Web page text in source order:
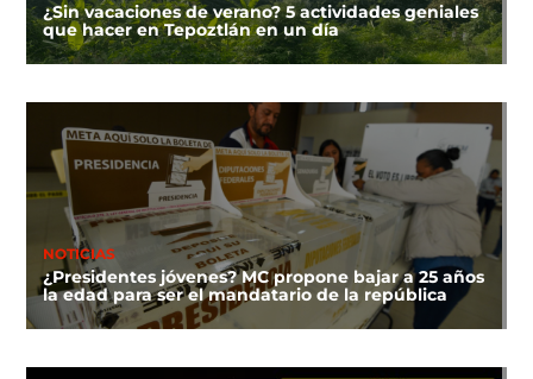
¿Sin vacaciones de verano? 5 actividades geniales
que hacer en Tepoztlán en un día
NOTICIAS
¿Presidentes jóvenes? MC propone bajar a 25 años
la edad para ser el mandatario de la república